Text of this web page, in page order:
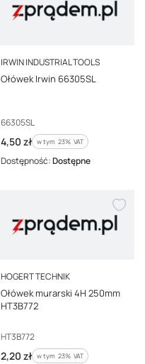
PRODUCENT
IRWIN INDUSTRIAL TOOLS
Ołówek Irwin 66305SL
Kod producenta
66305SL
Cena brutto
4,50 zł w tym %s VAT
w tym 23% VAT
Dostępność:Dostępne
PRODUCENT
HOGERT TECHNIK
Ołówek murarski 4H 250mm
HT3B772
Kod producenta
HT3B772
Cena brutto
2,20 zł w tym %s VAT
w tym 23% VAT